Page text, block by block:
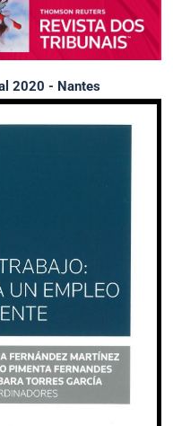
2020 - Nantes